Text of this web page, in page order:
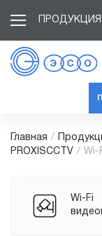
ПРОДУКЦИЯ
Главная /
PROXISCCTV / Wi-
Wi-Fi